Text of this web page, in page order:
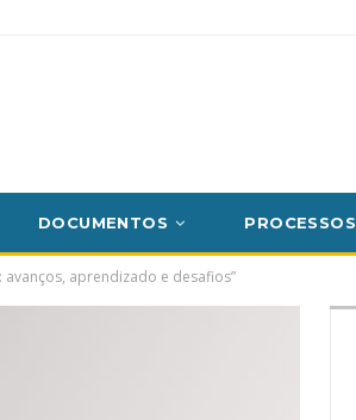
DOCUMENTOS PROCESSOS
avanços, aprendizado e desafios”